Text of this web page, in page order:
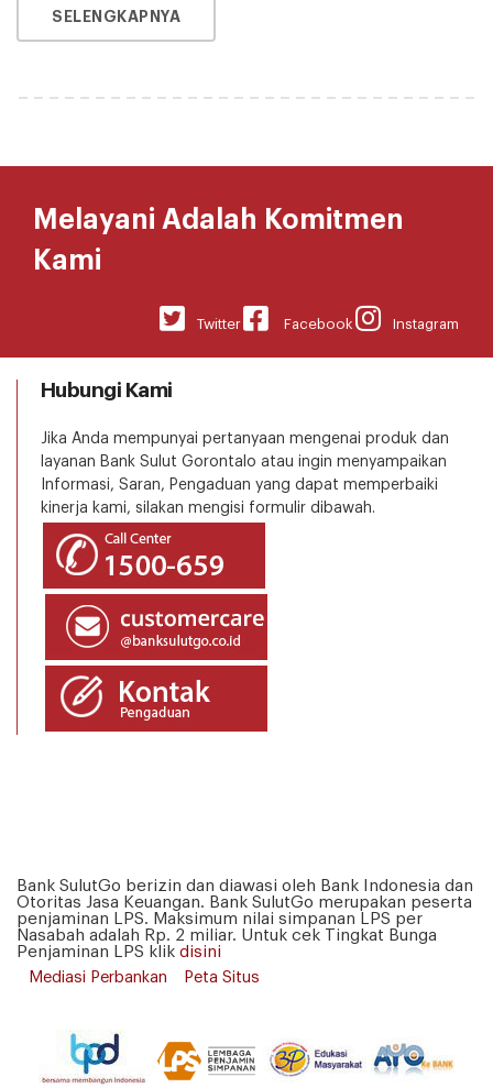
SELENGKAPNYA
Melayani Adalah Komitmen
Kami
Instagram
Facebook
Twitter
Hubungi Kami
Jika Anda mempunyai pertanyaan mengenai produk dan
layanan Bank Sulut Gorontalo atau ingin menyampaikan
Informasi, Saran, Pengaduan yang dapat memperbaiki
kinerja kami, silakan mengisi formulir dibawah.
Bank SulutGo berizin dan diawasi oleh Bank Indonesia dan
Otoritas Jasa Keuangan. Bank SulutGo merupakan peserta
penjaminan LPS. Maksimum nilai simpanan LPS per
Nasabah adalah Rp. 2 miliar. Untuk cek Tingkat Bunga
Penjaminan LPS klik disini
Mediasi Perbankan
Peta Situs